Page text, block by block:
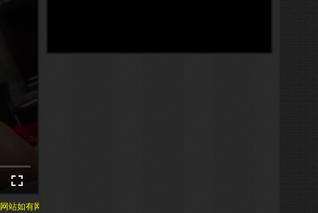
址安全检测请关闭，移动宽带网络会导致视频无法播放，请尽快记下当前页面网